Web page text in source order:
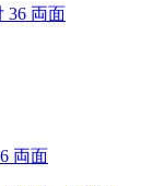
両面